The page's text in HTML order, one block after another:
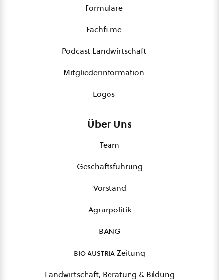
Formulare
Fachfilme
Podcast Landwirtschaft
Mitgliederinformation
Logos
Über Uns
Team
Geschäftsführung
Vorstand
Agrarpolitik
BANG
bio austriaZeitung
Landwirtschaft, Beratung & Bildung